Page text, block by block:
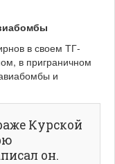
в своем ТГ-
в приграничном
и
Курской
он.